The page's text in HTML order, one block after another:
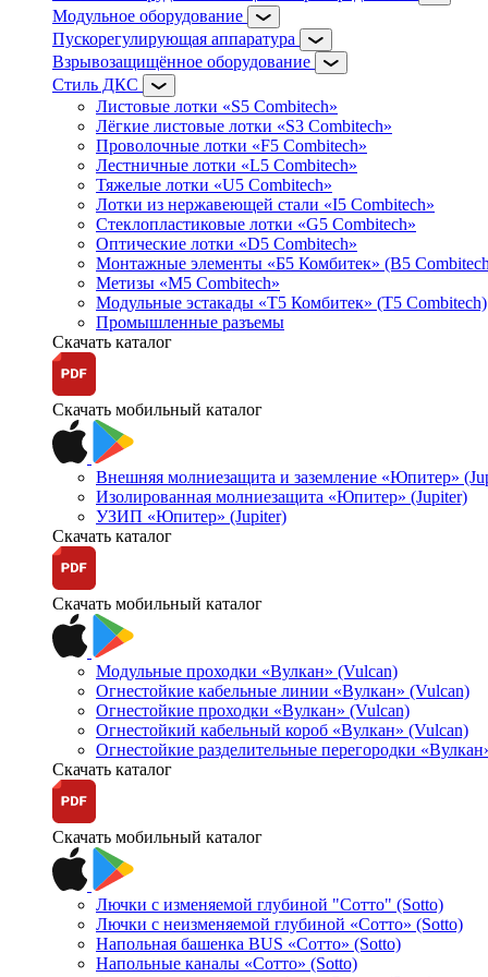
Модульное оборудование
Пускорегулирующая аппаратура
Взрывозащищённое оборудование
Стиль ДКС
Листовые лотки «S5 Combitech»
Лёгкие листовые лотки «S3 Combitech»
Проволочные лотки «F5 Combitech»
Лестничные лотки «L5 Combitech»
Тяжелые лотки «U5 Combitech»
Лотки из нержавеющей стали «I5 Combitech»
Стеклопластиковые лотки «G5 Combitech»
Оптические лотки «D5 Combitech»
Монтажные элементы «Б5 Комбитек» (B5
Метизы «M5 Combitech»
Модульные эстакады «Т5 Комбитек» (T5 Combitech)
Промышленные разъемы
Скачать каталог
Скачать мобильный каталог
Внешняя молниезащита и заземление «Юпитер»
Изолированная молниезащита «Юпитер» (Jupiter)
УЗИП «Юпитер» (Jupiter)
Скачать каталог
Скачать мобильный каталог
Модульные проходки «Вулкан» (Vulcan)
Огнестойкие кабельные линии «Вулкан» (Vulcan)
Огнестойкие проходки «Вулкан» (Vulcan)
Огнестойкий кабельный короб «Вулкан» (Vulcan)
Огнестойкие разделительные перегородки
Скачать каталог
Скачать мобильный каталог
Лючки с изменяемой глубиной "Сотто" (Sotto)
Лючки с неизменяемой глубиной «Сотто» (Sotto)
Напольная башенка BUS «Сотто» (Sotto)
Напольные каналы «Сотто» (Sotto)